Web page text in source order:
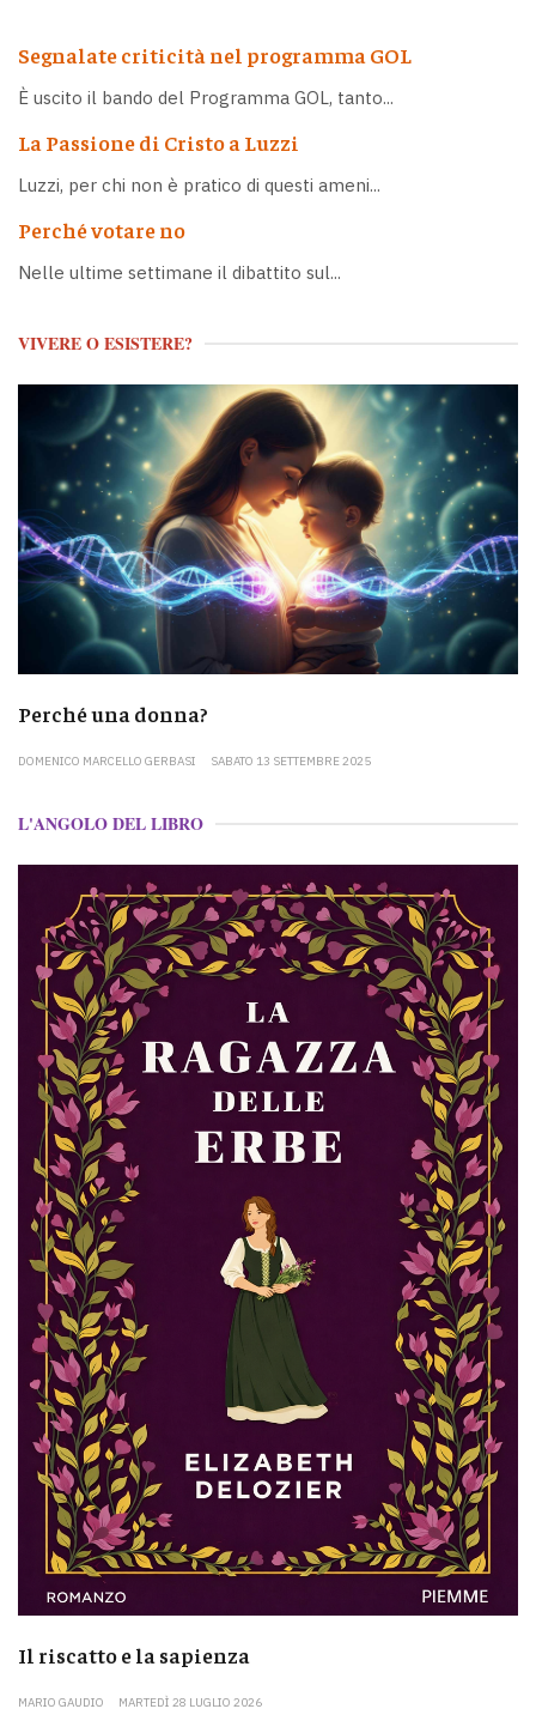
Segnalate criticità nel programma GOL
È uscito il bando del Programma GOL, tanto...
La Passione di Cristo a Luzzi
Luzzi, per chi non è pratico di questi ameni...
Perché votare no
Nelle ultime settimane il dibattito sul...
VIVERE O ESISTERE?
Perché una donna?
DOMENICO MARCELLO GERBASI SABATO 13 SETTEMBRE 2025
L'ANGOLO DEL LIBRO
Il riscatto e la sapienza
MARIO GAUDIO MARTEDÌ 28 LUGLIO 2026